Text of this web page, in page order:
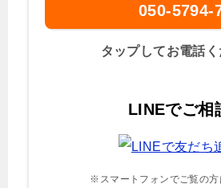
050-5794-
タップしてお電話
LINEでご相
※スマートフォンでご覧の方